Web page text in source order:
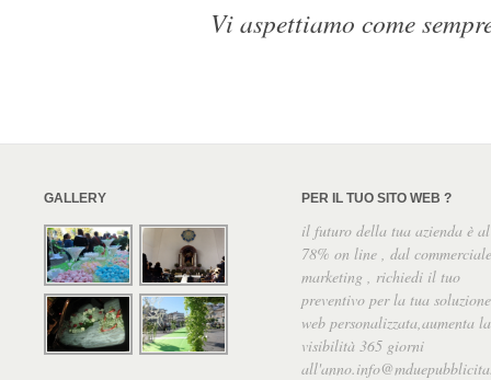
Vi aspettiamo come
GALLERY PER IL TUO SITO WEB ?
il futuro della tua azienda è al
78% on line , dal
marketing , richiedi il tuo
preventivo per la tua soluzione
web personalizzata,aumenta
visibilità 365 giorni